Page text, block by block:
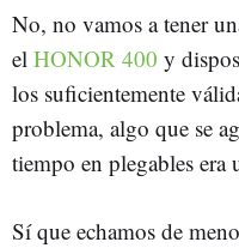
No, no vamos a tener
el HONOR 400 y
los suficientemente
problema, algo que se
tiempo en plegables era
Sí que echamos de